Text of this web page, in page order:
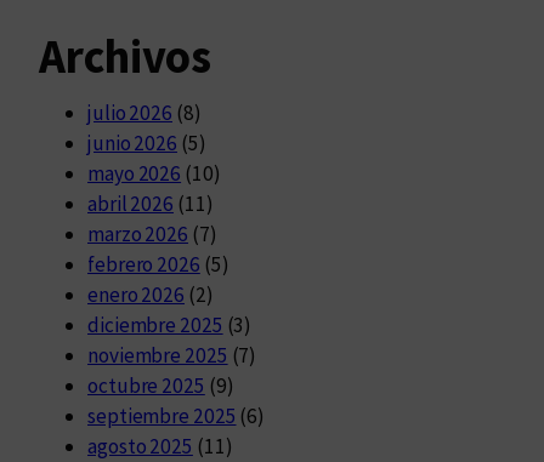
Archivos
julio 2026 (8)
junio 2026 (5)
mayo 2026 (10)
abril 2026 (11)
marzo 2026 (7)
febrero 2026 (5)
enero 2026 (2)
diciembre 2025 (3)
noviembre 2025 (7)
octubre 2025 (9)
septiembre 2025 (6)
agosto 2025 (11)